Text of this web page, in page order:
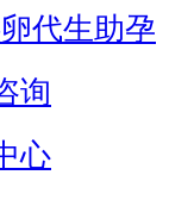
代生助孕
询
心